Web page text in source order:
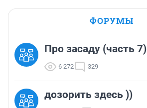
ФОРУМЫ
Про засаду (часть 7)
6 272 329
дозорить здесь ))